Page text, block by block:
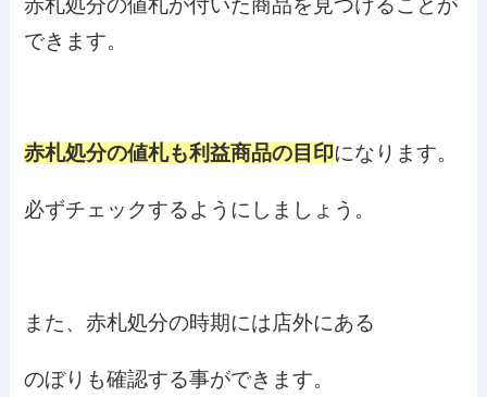
赤札処分の値札が付いた商品を見つけることが
できます。
赤札処分の値札も利益商品の目印になります。
必ずチェックするようにしましょう。
また、赤札処分の時期には店外にある
のぼりも確認する事ができます。